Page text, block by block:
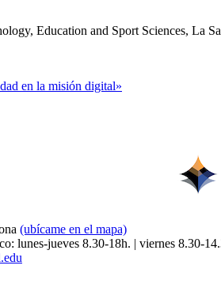
Education and Sport Sciences, La
en la misión digital»
(ubícame en el mapa)
lunes-jueves 8.30-18h. | viernes 8.30-